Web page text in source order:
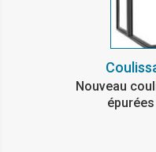
Nouveau